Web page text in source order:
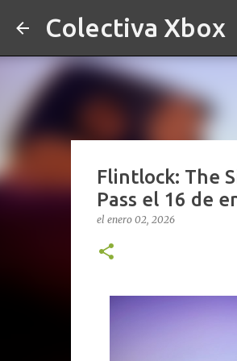
Colectiva Xbox
Flintlock: The
Pass el 16 de
el enero 02, 2026